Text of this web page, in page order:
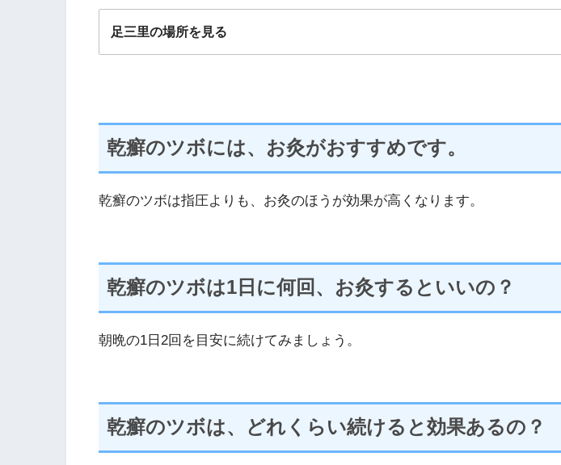
足三里の場所を見る
乾癬のツボには、お灸がおすすめです。
乾癬のツボは指圧よりも、お灸のほうが効果が高くなります。
乾癬のツボは1日に何回、お灸するといいの？
朝晩の1日2回を目安に続けてみましょう。
乾癬のツボは、どれくらい続けると効果あるの？